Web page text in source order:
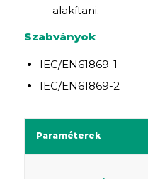
alakítani.
Szabványok
IEC/EN61869-1
IEC/EN61869-2
Paraméterek